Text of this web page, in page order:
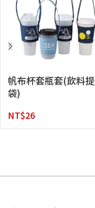
帆布杯套瓶套(飲料提
袋)
NT$26